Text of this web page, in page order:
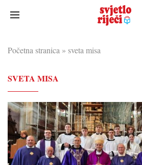
Početna stranica » sveta misa
SVETA MISA